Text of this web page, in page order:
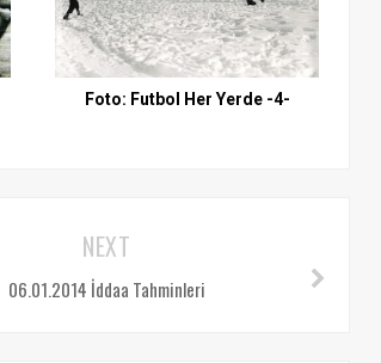
Foto: Futbol Her Yerde -4-
NEXT
06.01.2014 İddaa Tahminleri